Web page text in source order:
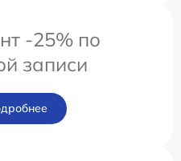
-25% по
записи